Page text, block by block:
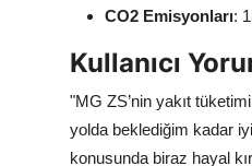
CO2 Emisyonları:
Kullanıcı
"MG ZS’nin yakıt
yolda beklediğim kadar
konusunda biraz hayal